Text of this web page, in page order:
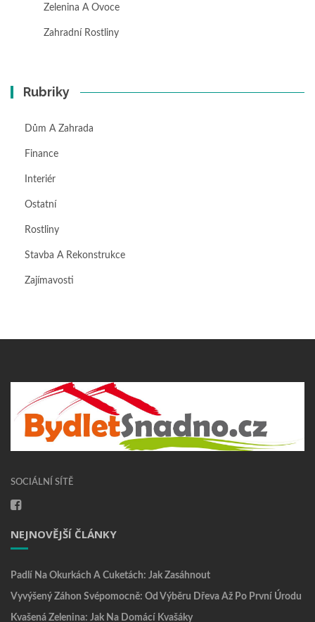
Zelenina A Ovoce
Zahradní Rostliny
Rubriky
Dům A Zahrada
Finance
Interiér
Ostatní
Rostliny
Stavba A Rekonstrukce
Zajímavosti
SOCIÁLNÍ SÍTĚ
NEJNOVĚJŠÍ ČLÁNKY
Padlí Na Okurkách A Cuketách: Jak Zasáhnout
Vyvýšený Záhon Svépomocně: Od Výběru Dřeva Až Po První Úrodu
Kvašená Zelenina: Jak Na Domácí Kvašáky